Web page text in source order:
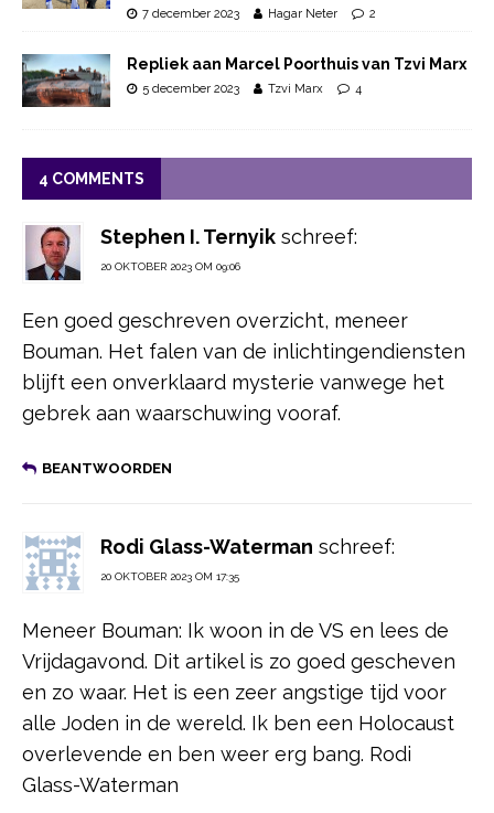
7 december 2023 Hagar Neter 2
Repliek aan Marcel Poorthuis van Tzvi Marx
5 december 2023 Tzvi Marx 4
4 COMMENTS
Stephen I. Ternyik schreef:
20 OKTOBER 2023 OM 09:06
Een goed geschreven overzicht, meneer
Bouman. Het falen van de inlichtingendiensten
blijft een onverklaard mysterie vanwege het
gebrek aan waarschuwing vooraf.
BEANTWOORDEN
Rodi Glass-Waterman schreef:
20 OKTOBER 2023 OM 17:35
Meneer Bouman: Ik woon in de VS en lees de
Vrijdagavond. Dit artikel is zo goed gescheven
en zo waar. Het is een zeer angstige tijd voor
alle Joden in de wereld. Ik ben een Holocaust
overlevende en ben weer erg bang. Rodi
Glass-Waterman